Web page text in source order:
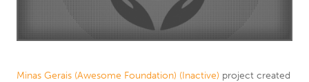
Programa de Bolsas para
Líderes Comunitários
Minas Gerais (Awesome Foundation) (Inactive) project created